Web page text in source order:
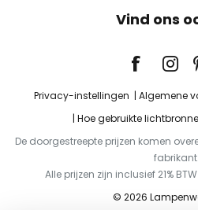
Vind ons
Privacy-instellingen Algemene
Hoe gebruikte
De doorgestreepte prijzen komen
fabrikant.
Alle prijzen zijn inclusief 21%
© 2026